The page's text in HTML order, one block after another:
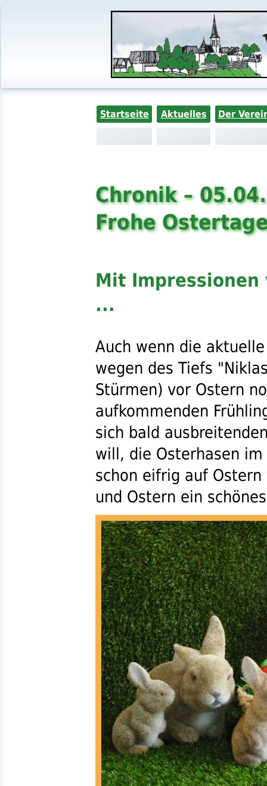
Startseite Aktuelles Der
Chronik –
Frohe
Mit Impressionen
...
Auch wenn die
wegen des Tiefs
Stürmen) vor Ostern
aufkommenden
sich bald
will, die Osterhasen im
schon eifrig auf
und Ostern ein